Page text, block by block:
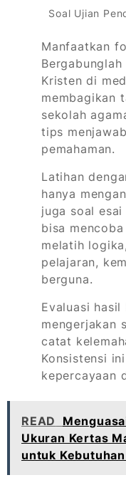
Soal Ujian
Manfaatkan
Kristen di
membagikan
sekolah
tips
pemahaman.
Latihan
hanya
juga soal
bisa
melatih
pelajaran,
berguna.
Evaluasi
mengerjakan
catat
Konsistensi
kepercayaan
READ
Ukuran Kertas
untuk